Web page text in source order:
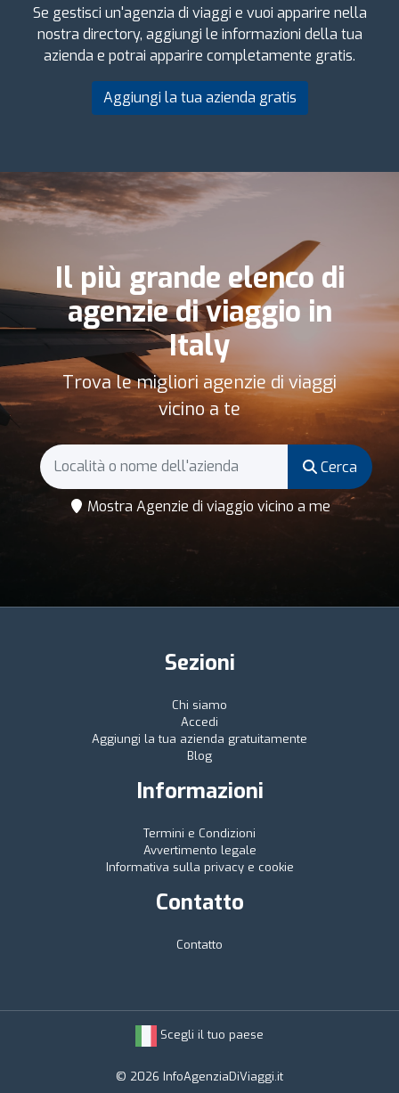
Se gestisci un'agenzia di viaggi e vuoi apparire nella
nostra directory, aggiungi le informazioni della tua
azienda e potrai apparire completamente gratis.
Aggiungi la tua azienda gratis
Il più grande elenco di
agenzie di viaggio in
Italy
Trova le migliori agenzie di viaggi
vicino a te
Cerca
Mostra Agenzie di viaggio vicino a me
Sezioni
Chi siamo
Accedi
Aggiungi la tua azienda gratuitamente
Blog
Informazioni
Termini e Condizioni
Avvertimento legale
Informativa sulla privacy e cookie
Contatto
Contatto
Scegli il tuo paese
© 2026 InfoAgenziaDiViaggi.it